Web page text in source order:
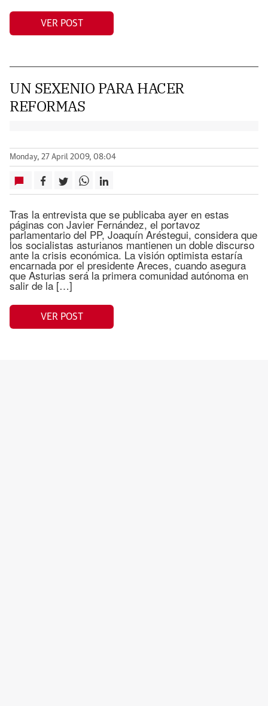
VER POST
UN SEXENIO PARA HACER
REFORMAS
Monday, 27 April 2009, 08:04
Tras la entrevista que se publicaba ayer en estas
páginas con Javier Fernández, el portavoz
parlamentario del PP, Joaquín Aréstegui, considera que
los socialistas asturianos mantienen un doble discurso
ante la crisis económica. La visión optimista estaría
encarnada por el presidente Areces, cuando asegura
que Asturias será la primera comunidad autónoma en
salir de la […]
VER POST